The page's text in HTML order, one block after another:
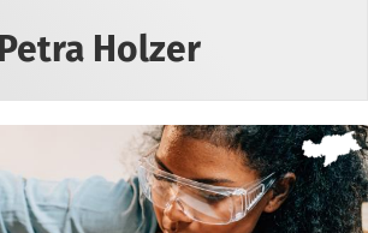
Petra Holzer